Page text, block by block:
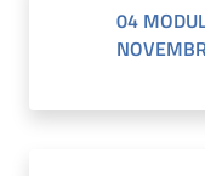
04